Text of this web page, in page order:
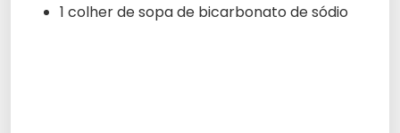
1 colher de sopa de bicarbonato de sódio